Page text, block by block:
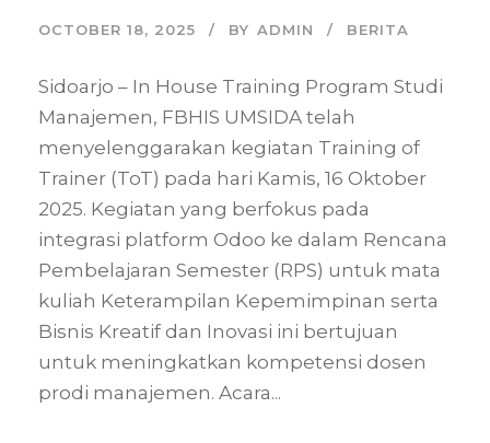
OCTOBER 18, 2025 BY ADMIN BERITA
Sidoarjo – In House Training Program Studi
Manajemen, FBHIS UMSIDA telah
menyelenggarakan kegiatan Training of
Trainer (ToT) pada hari Kamis, 16 Oktober
2025. Kegiatan yang berfokus pada
integrasi platform Odoo ke dalam Rencana
Pembelajaran Semester (RPS) untuk mata
kuliah Keterampilan Kepemimpinan serta
Bisnis Kreatif dan Inovasi ini bertujuan
untuk meningkatkan kompetensi dosen
prodi manajemen. Acara...